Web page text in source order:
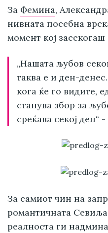
За Фемина,
нивната посебна
момент кој
„Нашата љубов
таква е и ден-
кога ќе го видите,
станува збор за
среќава секој ден“
За самиот чин на
романтичната
реалноста ги